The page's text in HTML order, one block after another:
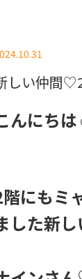
しい仲間
んにち
にもミ
した新し